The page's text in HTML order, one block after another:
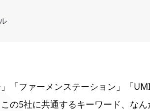
」「ファーメンステーション」「
の5社に共通するキーワード、なん